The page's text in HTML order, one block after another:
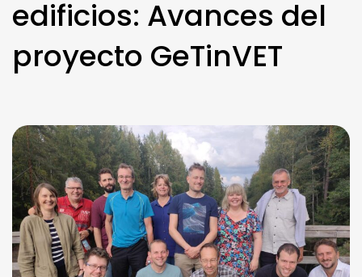
edificios: Avances del
proyecto GeTinVET